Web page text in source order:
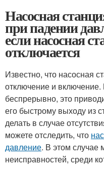
Насосная
при падении
если насосная
отключается
Известно, что насосная
отключение и
беспрерывно, это
его быстрому выходу из
делать в случае
можете отследить, что
давление. В этом случае
неисправностей, среди